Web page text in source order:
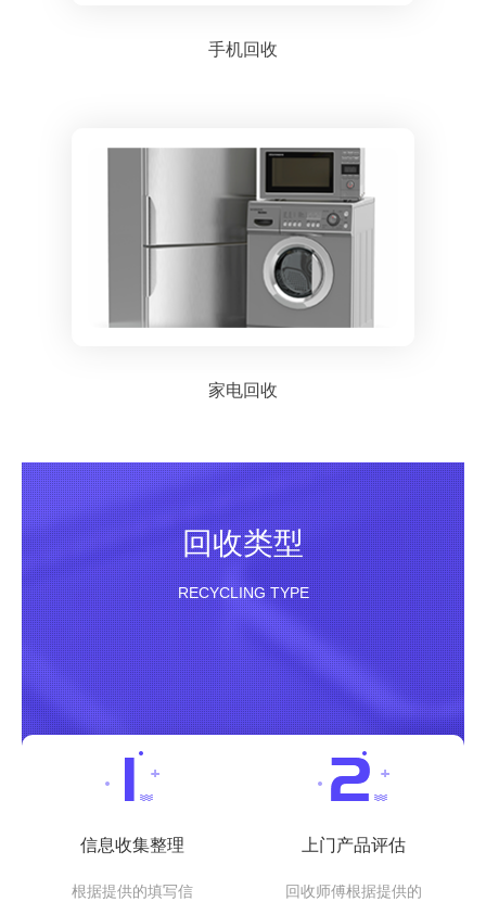
手机回收
家电回收
回收类型
RECYCLING TYPE
信息收集整理
根据提供的填写信
上门产品评估
回收师傅根据提供的